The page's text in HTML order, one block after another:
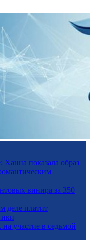
Ханна показала образ
винира за 350
деле платит
на участие в седьмой